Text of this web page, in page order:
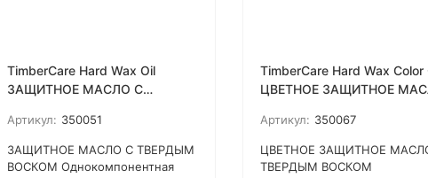
TimberCare Hard Wax Oil
ЗАЩИТНОЕ МАСЛО С
Артикул: 350051
ЗАЩИТНОЕ МАСЛО С ТВЕРДЫМ
ВОСКОМ Однокомпонентная
TimberCare Hard Wax Color
ЦВЕТНОЕ ЗАЩИТНОЕ
Артикул: 350067
ЦВЕТНОЕ ЗАЩИТНОЕ
ТВЕРДЫМ ВОСКОМ